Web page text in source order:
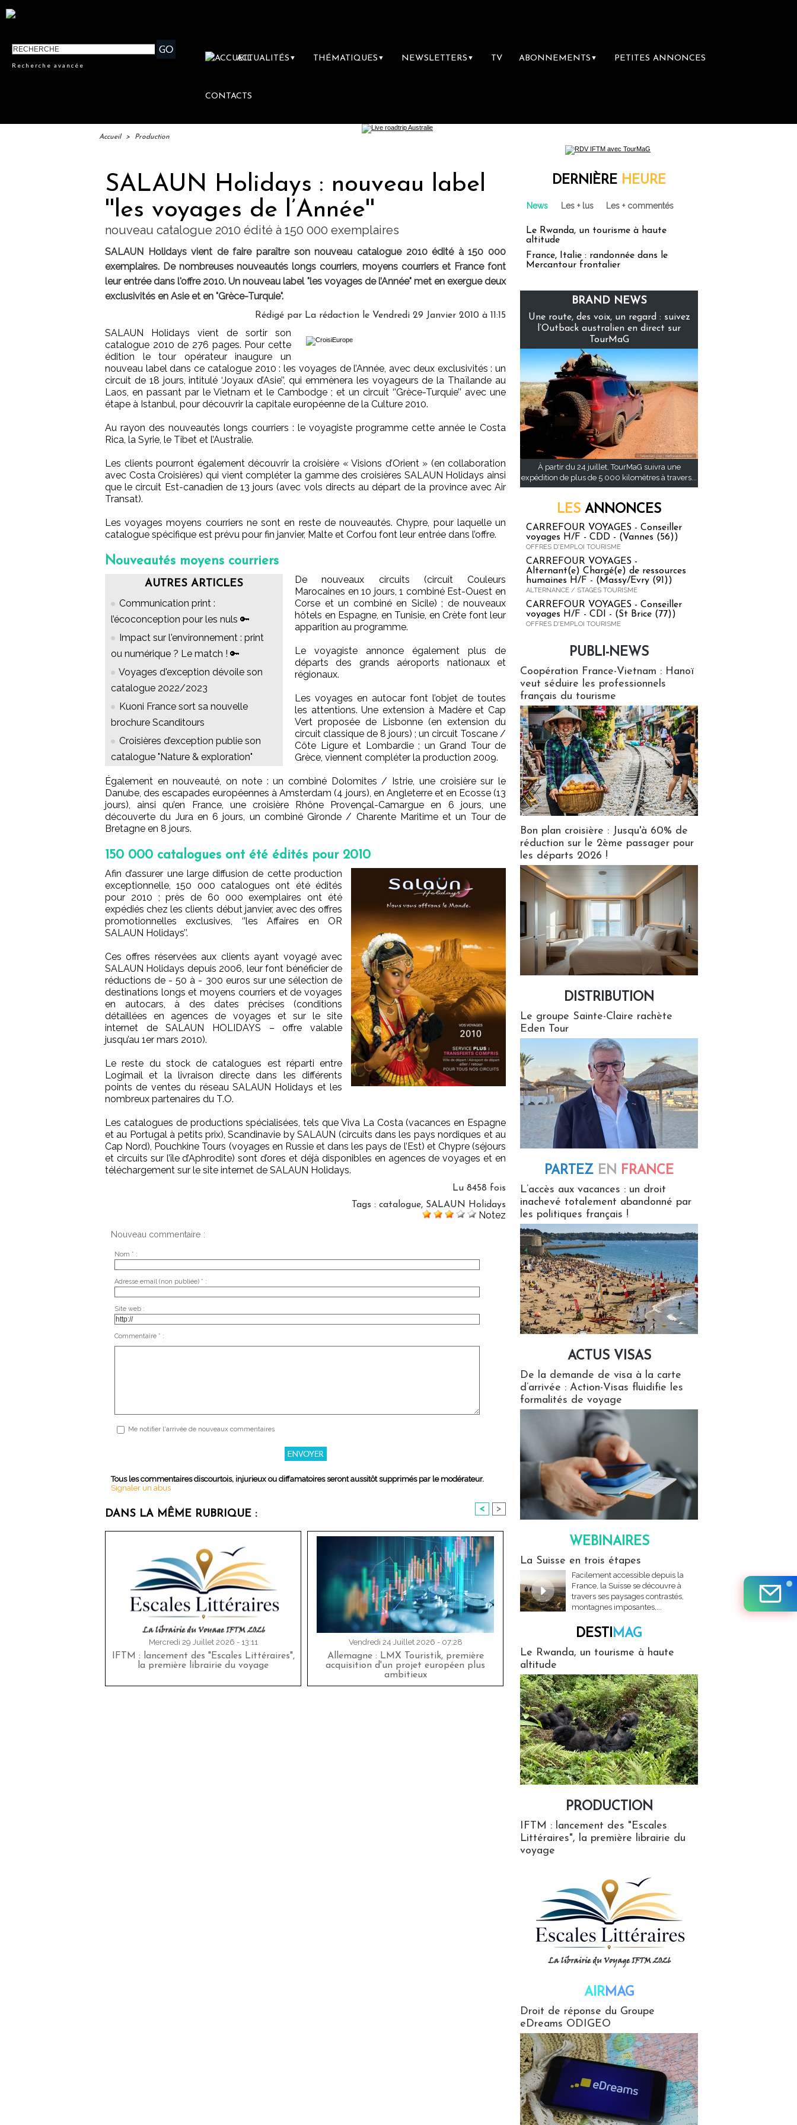
Recherche avancée
ACTUALITÉS ▼ THÉMATIQUES ▼ NEWSLETTERS ▼ TV ABONNEMENTS ▼ PETITES ANNONCES
CONTACTS
Accueil > Production
SALAUN Holidays : nouveau label
''les voyages de l’Année''
nouveau catalogue 2010 édité à 150 000 exemplaires
SALAUN Holidays vient de faire paraître son nouveau catalogue 2010 édité à 150 000
exemplaires. De nombreuses nouveautés longs courriers, moyens courriers et France font
leur entrée dans l'offre 2010. Un nouveau label "les voyages de l’Année" met en exergue deux
exclusivités en Asie et en "Grèce-Turquie".
Rédigé par La rédaction le Vendredi 29 Janvier 2010 à 11:15
SALAUN Holidays vient de sortir son
catalogue 2010 de 276 pages. Pour cette
édition le tour opérateur inaugure un
nouveau label dans ce catalogue 2010 : les voyages de l’Année, avec deux exclusivités : un
circuit de 18 jours, intitulé ‘Joyaux d’Asie’’, qui emmènera les voyageurs de la Thaïlande au
Laos, en passant par le Vietnam et le Cambodge ; et un circuit ‘’Grèce-Turquie’’ avec une
étape à Istanbul, pour découvrir la capitale européenne de la Culture 2010.
Au rayon des nouveautés longs courriers : le voyagiste programme cette année le Costa
Rica, la Syrie, le Tibet et l’Australie.
Les clients pourront également découvrir la croisière « Visions d’Orient » (en collaboration
avec Costa Croisières) qui vient compléter la gamme des croisières SALAUN Holidays ainsi
que le circuit Est-canadien de 13 jours (avec vols directs au départ de la province avec Air
Transat).
Les voyages moyens courriers ne sont en reste de nouveautés. Chypre, pour laquelle un
catalogue spécifique est prévu pour fin janvier, Malte et Corfou font leur entrée dans l’offre.
Nouveautés moyens courriers
AUTRES ARTICLES
Communication print :
l’écoconception pour les nuls 🔑
Impact sur l'environnement : print
ou numérique ? Le match ! 🔑
Voyages d'exception dévoile son
catalogue 2022/2023
Kuoni France sort sa nouvelle
brochure Scanditours
Croisières d’exception publie son
catalogue "Nature & exploration"
De nouveaux circuits (circuit Couleurs
Marocaines en 10 jours, 1 combiné Est-Ouest en
Corse et un combiné en Sicile) ; de nouveaux
hôtels en Espagne, en Tunisie, en Crète font leur
apparition au programme.
Le voyagiste annonce également plus de
départs des grands aéroports nationaux et
régionaux.
Les voyages en autocar font l’objet de toutes
les attentions. Une extension à Madère et Cap
Vert proposée de Lisbonne (en extension du
circuit classique de 8 jours) ; un circuit Toscane /
Côte Ligure et Lombardie ; un Grand Tour de
Grèce, viennent compléter la production 2009.
Également en nouveauté, on note : un combiné Dolomites / Istrie, une croisière sur le
Danube, des escapades européennes à Amsterdam (4 jours), en Angleterre et en Ecosse (13
jours), ainsi qu’en France, une croisière Rhône Provençal-Camargue en 6 jours, une
découverte du Jura en 6 jours, un combiné Gironde / Charente Maritime et un Tour de
Bretagne en 8 jours.
150 000 catalogues ont été édités pour 2010
Afin d’assurer une large diffusion de cette production
exceptionnelle, 150 000 catalogues ont été édités
pour 2010 ; près de 60 000 exemplaires ont été
expédiés chez les clients début janvier, avec des offres
promotionnelles exclusives, ‘’les Affaires en OR
SALAUN Holidays’’.
Ces offres réservées aux clients ayant voyagé avec
SALAUN Holidays depuis 2006, leur font bénéficier de
réductions de - 50 à - 300 euros sur une sélection de
destinations longs et moyens courriers et de voyages
en autocars, à des dates précises (conditions
détaillées en agences de voyages et sur le site
internet de SALAUN HOLIDAYS – offre valable
jusqu’au 1er mars 2010).
Le reste du stock de catalogues est réparti entre
Logimail et la livraison directe dans les différents
points de ventes du réseau SALAUN Holidays et les
nombreux partenaires du T.O.
Les catalogues de productions spécialisées, tels que Viva La Costa (vacances en Espagne
et au Portugal à petits prix), Scandinavie by SALAUN (circuits dans les pays nordiques et au
Cap Nord), Pouchkine Tours (voyages en Russie et dans les pays de l’Est) et Chypre (séjours
et circuits sur l’île d’Aphrodite) sont d’ores et déjà disponibles en agences de voyages et en
téléchargement sur le site internet de SALAUN Holidays.
Lu 8458 fois
Tags : catalogue, SALAUN Holidays
Notez
Nouveau commentaire :
Nom * :
Adresse email (non publiée) * :
Site web :
Commentaire * :
Me notifier l'arrivée de nouveaux commentaires
Tous les commentaires discourtois, injurieux ou diffamatoires seront aussitôt supprimés par le modérateur.
Signaler un abus
DANS LA MÊME RUBRIQUE : < >
Mercredi 29 Juillet 2026 - 13:11
IFTM : lancement des "Escales Littéraires",
la première librairie du voyage
Vendredi 24 Juillet 2026 - 07:28
Allemagne : LMX Touristik, première
acquisition d'un projet européen plus
ambitieux
DERNIÈRE HEURE
News Les + lus Les + commentés
Le Rwanda, un tourisme à haute
altitude
France, Italie : randonnée dans le
Mercantour frontalier
BRAND NEWS
Une route, des voix, un regard : suivez
l’Outback australien en direct sur
TourMaG
À partir du 24 juillet, TourMaG suivra une
expédition de plus de 5 000 kilomètres à travers...
LES ANNONCES
CARREFOUR VOYAGES - Conseiller
voyages H/F - CDD - (Vannes (56))
OFFRES D'EMPLOI TOURISME
CARREFOUR VOYAGES -
Alternant(e) Chargé(e) de ressources
humaines H/F - (Massy/Evry (91))
ALTERNANCE / STAGES TOURISME
CARREFOUR VOYAGES - Conseiller
voyages H/F - CDI - (St Brice (77))
OFFRES D'EMPLOI TOURISME
PUBLI-NEWS
Coopération France-Vietnam : Hanoï
veut séduire les professionnels
français du tourisme
Bon plan croisière : Jusqu'à 60% de
réduction sur le 2ème passager pour
les départs 2026 !
DISTRIBUTION
Le groupe Sainte-Claire rachète
Eden Tour
PARTEZ EN FRANCE
L’accès aux vacances : un droit
inachevé totalement abandonné par
les politiques français !
ACTUS VISAS
De la demande de visa à la carte
d’arrivée : Action-Visas fluidifie les
formalités de voyage
WEBINAIRES
La Suisse en trois étapes
Facilement accessible depuis la
France, la Suisse se découvre à
travers ses paysages contrastés,
montagnes imposantes,...
DESTIMAG
Le Rwanda, un tourisme à haute
altitude
PRODUCTION
IFTM : lancement des "Escales
Littéraires", la première librairie du
voyage
AIRMAG
Droit de réponse du Groupe
eDreams ODIGEO